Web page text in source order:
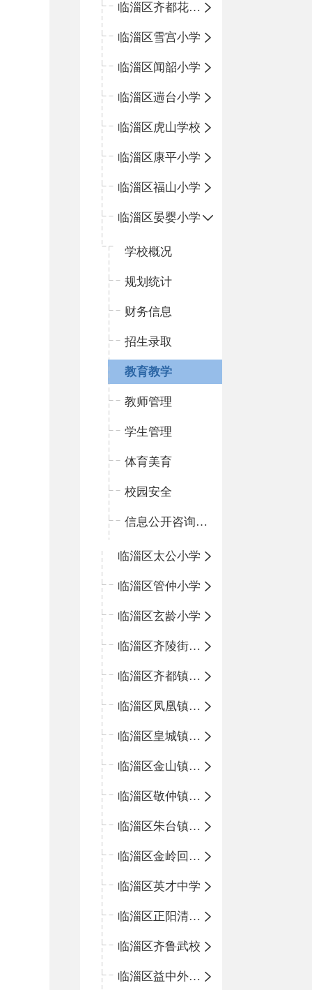
临淄区齐都花园小学
临淄区雪宫小学
临淄区闻韶小学
临淄区遄台小学
临淄区虎山学校
临淄区康平小学
临淄区福山小学
临淄区晏婴小学
学校概况
规划统计
财务信息
招生录取
教育教学
教师管理
学生管理
体育美育
校园安全
信息公开咨询指南
临淄区太公小学
临淄区管仲小学
临淄区玄龄小学
临淄区齐陵街道中心学校
临淄区齐都镇中心学校
临淄区凤凰镇中心学校
临淄区皇城镇中心学校
临淄区金山镇中心学校
临淄区敬仲镇中心学校
临淄区朱台镇中心学校
临淄区金岭回族镇中心学校
临淄区英才中学
临淄区正阳清北实验学校
临淄区齐鲁武校
临淄区益中外语学校